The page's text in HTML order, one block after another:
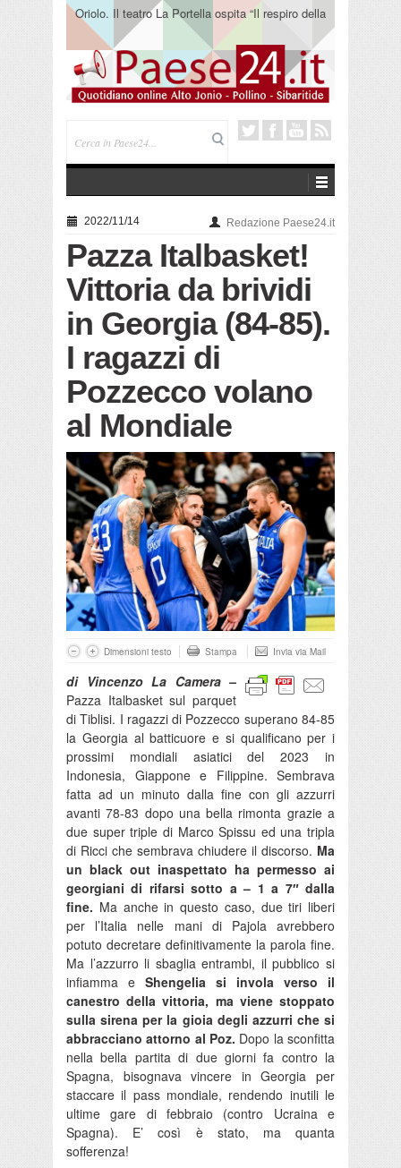
Oriolo. Il teatro La Portella ospita “Il respiro della
terra” del collettivo 365
2022/11/14 Redazione Paese24.it
Pazza Italbasket!
Vittoria da brividi
in Georgia (84-85).
I ragazzi di
Pozzecco volano
al Mondiale
Dimensioni testo Stampa Invia via Mail
di Vincenzo La Camera –
Pazza Italbasket sul parquet
di Tiblisi. I ragazzi di Pozzecco superano 84-85
la Georgia al batticuore e si qualificano per i
prossimi mondiali asiatici del 2023 in
Indonesia, Giappone e Filippine. Sembrava
fatta ad un minuto dalla fine con gli azzurri
avanti 78-83 dopo una bella rimonta grazie a
due super triple di Marco Spissu ed una tripla
di Ricci che sembrava chiudere il discorso. Ma
un black out inaspettato ha permesso ai
georgiani di rifarsi sotto a – 1 a 7″ dalla
fine. Ma anche in questo caso, due tiri liberi
per l’Italia nelle mani di Pajola avrebbero
potuto decretare definitivamente la parola fine.
Ma l’azzurro li sbaglia entrambi, il pubblico si
infiamma e Shengelia si invola verso il
canestro della vittoria, ma viene stoppato
sulla sirena per la gioia degli azzurri che si
abbracciano attorno al Poz. Dopo la sconfitta
nella bella partita di due giorni fa contro la
Spagna, bisognava vincere in Georgia per
staccare il pass mondiale, rendendo inutili le
ultime gare di febbraio (contro Ucraina e
Spagna). E’ così è stato, ma quanta
sofferenza!